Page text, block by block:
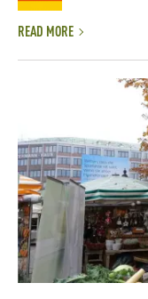
READ MORE